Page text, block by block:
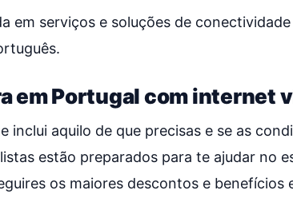
em serviços e soluções de
em Portugal com internet
inclui aquilo de que precisas e se as
estão preparados para te ajudar no
os maiores descontos e benefícios